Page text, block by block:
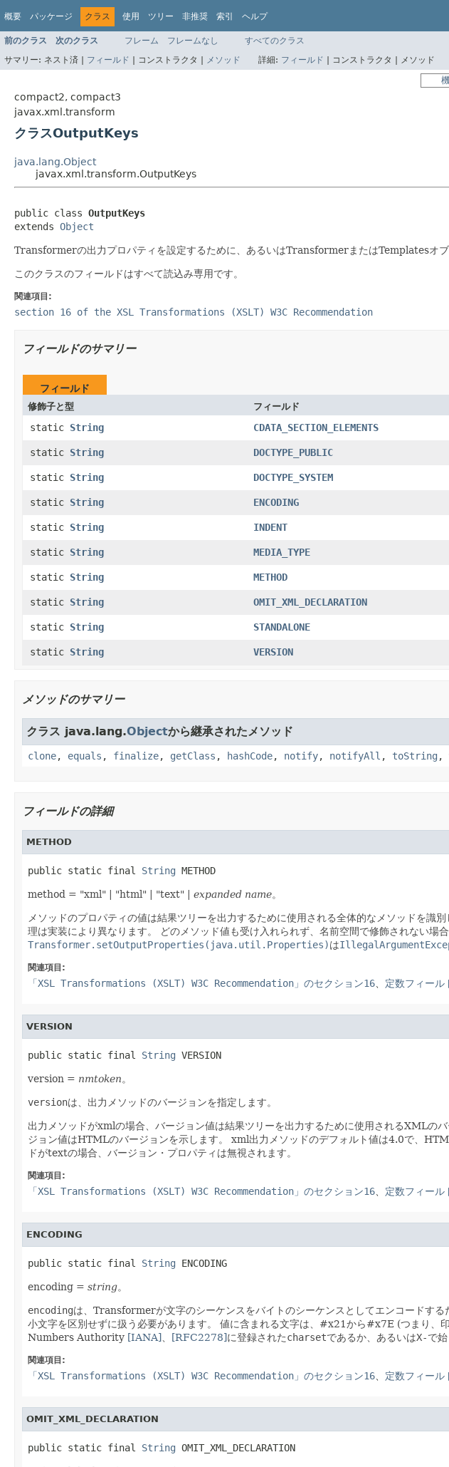
概要 パッケージ クラス 使用 ツリー 非推奨 索引 ヘルプ
前のクラス 次のクラス フレーム フレームなし
すべてのクラス
サマリー: ネスト済 | フィールド | コンストラクタ | メソッド 詳細: フィールド | コンストラクタ | メソッド
compact2, compact3
javax.xml.transform
クラスOutputKeys
java.lang.Object
javax.xml.transform.OutputKeys
public class OutputKeys
extends Object
Transformerの出力プロパティを設定するために、あるいはTransformerまたはTemplatesオブ
このクラスのフィールドはすべて読込み専用です。
関連項目:
section 16 of the XSL Transformations (XSLT) W3C Recommendation
フィールドのサマリー
フィールド
修飾子と型 フィールド
static String CDATA_SECTION_ELEMENTS
static String DOCTYPE_PUBLIC
static String DOCTYPE_SYSTEM
static String ENCODING
static String INDENT
static String MEDIA_TYPE
static String METHOD
static String OMIT_XML_DECLARATION
static String STANDALONE
static String VERSION
メソッドのサマリー
クラス java.lang.Objectから継承されたメソッド
clone, equals , finalize, getClass , hashCode, notify, notifyAll , toString ,
フィールドの詳細
METHOD
public static final String METHOD
method = "xml" | "html" | "text" | expanded name。
メソッドのプロパティの値は結果ツリーを出力するために使用される全体的なメソッドを識別
理は実装により異なります。
どのメソッド値も受け入れられず、名前空間で修飾されない場合
Transformer.setOutputProperties(java.util.Properties)は
関連項目:
「XSL Transformations (XSLT) W3C Recommendation」のセクション16 定数フィール
VERSION
public static final String VERSION
version = nmtoken。
versionは、出力メソッドのバージョンを指定します。
出力メソッドがxmlの場合、バージョン値は結果ツリーを出力するために使用されるXMLのバ
ジョン値はHTMLのバージョンを示します。
xml出力メソッドのデフォルト値は4.0で、
ドがtextの場合、バージョン・プロパティは無視されます。
関連項目:
「XSL Transformations (XSLT) W3C Recommendation」のセクション16 定数フィール
ENCODING
public static final String ENCODING
encoding = string。
encodingは、Transformerが文字のシーケンスをバイトのシーケンスとしてエンコードする
小文字を区別せずに扱う必要があります。
値に含まれる文字は、#x21から#x7E (つまり、
Numbers Authority [IANA] [RFC2278]に登録されたcharsetであるか、あるいはX-で
関連項目:
「XSL Transformations (XSLT) W3C Recommendation」のセクション16 定数フィール
OMIT_XML_DECLARATION
public static final String OMIT_XML_DECLARATION